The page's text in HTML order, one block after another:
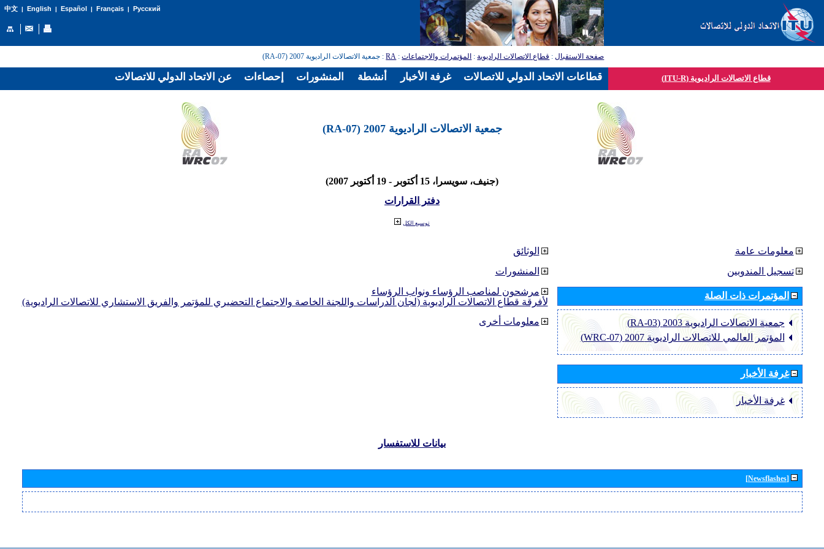
中文| English | Español | Français| Русский
صفحة الاستقبال: قطاع الاتصالات الراديوية: المؤتمرات والاجتماعات:
RA: جمعية الاتصالات الراديوية 2007 (RA-07)
قطاع الاتصالات الراديوية (ITU-R)
جمعية الاتصالات الراديوية 2007 (RA-07)
(جنيف، سويسرا، 15 أكتوبر - 19 أكتوبر 2007)
دفتر القرارات
توسيع الكل
الوثائق
المنشورات
مرشحون لمناصب الرؤساء ونواب الرؤساء
لأفرقة قطاع الاتصالات الراديوية (لجان الدراسات واللجنة الخاصة والاجتماع التحضيري للمؤتمر والفريق الاستشاري للاتصالات الراديوية)
معلومات أخرى
معلومات عامة
تسجيل المندوبين
المؤتمرات ذات الصلة
جمعية الاتصالات الراديوية 2003 (RA-03)
المؤتمر العالمي للاتصالات الراديوية 2007 (WRC-07)
غرفة الأخبار
غرفة الأخبار
بيانات للاستفسار
[Newsflashes]
عن الاتحاد الدولي للاتصالات إحصاءات المنشورات أنشطة غرفة الأخبار قطاعات الاتحاد الدولي للاتصالات